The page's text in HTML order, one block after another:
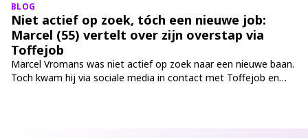
voor een nieuwe richting binnen haar loopbaan. “Dit voelt echt
als een mooie volgende stap."
BLOG
Niet actief op zoek, tóch een nieuwe job:
Marcel (55) vertelt over zijn overstap via
Toffejob
Marcel Vromans was niet actief op zoek naar een nieuwe baan.
Toch kwam hij via sociale media in contact met Toffejob en